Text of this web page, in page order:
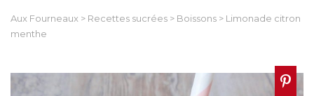
Aux Fourneaux > Recettes sucrées > Boissons > Limonade citron
menthe